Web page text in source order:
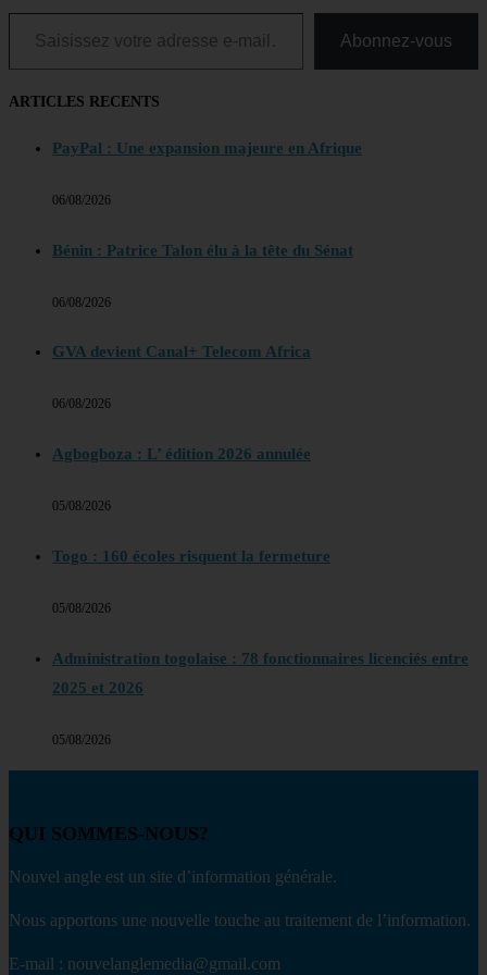
Saisissez votre adresse e-mail…
Abonnez-vous
ARTICLES RECENTS
PayPal : Une expansion majeure en Afrique
06/08/2026
Bénin : Patrice Talon élu à la tête du Sénat
06/08/2026
GVA devient Canal+ Telecom Africa
06/08/2026
Agbogboza : L’ édition 2026 annulée
05/08/2026
Togo : 160 écoles risquent la fermeture
05/08/2026
Administration togolaise : 78 fonctionnaires licenciés entre
2025 et 2026
05/08/2026
QUI SOMMES-NOUS?
Nouvel angle est un site d’information générale.
Nous apportons une nouvelle touche au traitement de l’information.
E-mail : nouvelanglemedia@gmail.com